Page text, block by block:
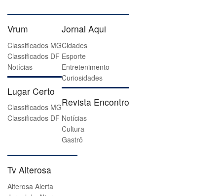
Vrum
Classificados MG
Classificados DF
Notícias
Lugar Certo
Classificados MG
Classificados DF
Jornal Aqui
Cidades
Esporte
Entretenimento
Curiosidades
Revista Encontro
Notícias
Cultura
Gastrô
Tv Alterosa
Alterosa Alerta